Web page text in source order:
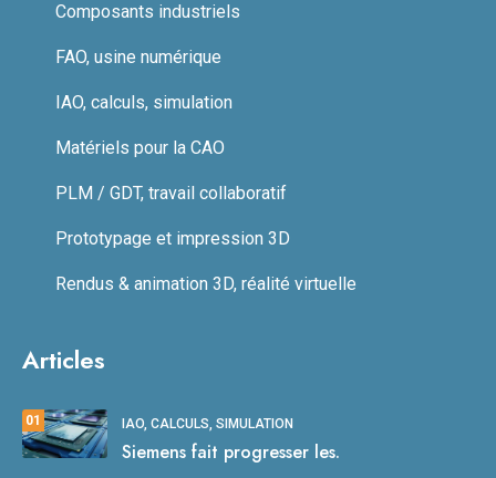
Composants industriels
FAO, usine numérique
IAO, calculs, simulation
Matériels pour la CAO
PLM / GDT, travail collaboratif
Prototypage et impression 3D
Rendus & animation 3D, réalité virtuelle
Articles
01 IAO, CALCULS, SIMULATION
Siemens fait progresser les.